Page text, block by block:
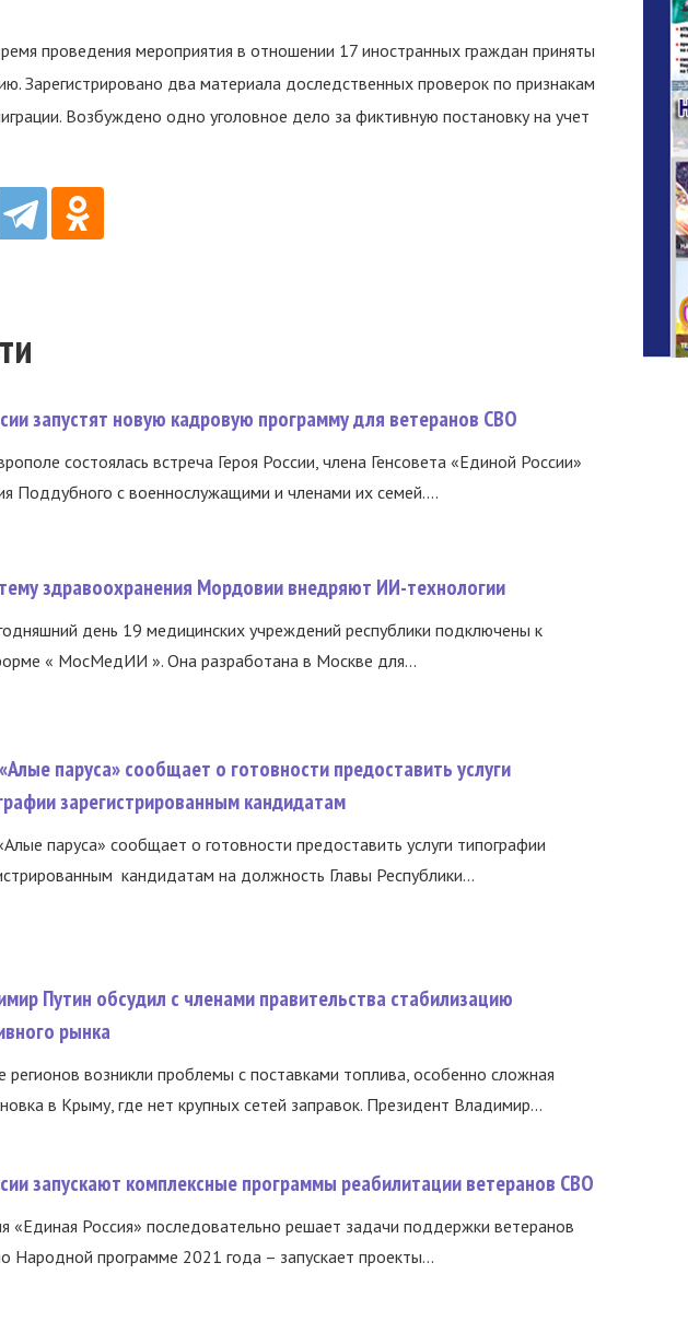
проведения мероприятия в отношении 17 иностранных граждан приняты
Зарегистрировано два материала доследственных проверок по признакам
Возбуждено одно уголовное дело за фиктивную постановку на учет
запустят новую кадровую программу для ветеранов СВО
состоялась встреча Героя России, члена Генсовета «Единой России»
Поддубного с военнослужащими и членами их семей....
здравоохранения Мордовии внедряют ИИ-технологии
день 19 медицинских учреждений республики подключены к
« МосМедИИ ». Она разработана в Москве для...
паруса» сообщает о готовности предоставить услуги
зарегистрированным кандидатам
паруса» сообщает о готовности предоставить услуги типографии
кандидатам на должность Главы Республики...
Путин обсудил с членами правительства стабилизацию
рынка
регионов возникли проблемы с поставками топлива, особенно сложная
в Крыму, где нет крупных сетей заправок. Президент Владимир...
запускают комплексные программы реабилитации ветеранов СВО
«Единая Россия» последовательно решает задачи поддержки ветеранов
Народной программе 2021 года – запускает проекты...